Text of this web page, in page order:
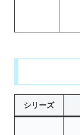
シリーズ